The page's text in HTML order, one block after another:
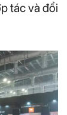
tác và đổi